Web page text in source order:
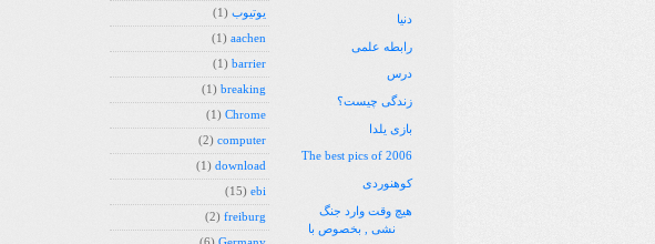
یوتیوب (1)
aachen
(1)
barrier
(1)
breaking
(1)
Chrome
(1)
computer
(2)
download
(1)
ebi
(15)
freiburg
(2)
دنيا
رابطه علمی
درس
زندگی چیست؟
بازی یلدا
The best pics of 2006
کوهنوردی
هیچ وقت وارد جنگ
نشی , بخصوص با